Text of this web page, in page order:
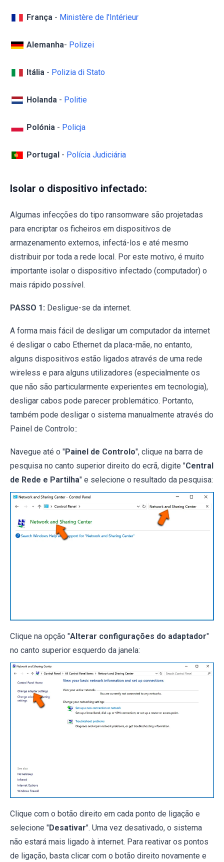
França - Ministère de l'Intérieur
Alemanha- Polizei
Itália - Polizia di Stato
Holanda - Politie
Polónia - Policja
Portugal - Polícia Judiciária
Isolar o dispositivo infectado:
Algumas infecções do tipo ransomware são projetadas
para encriptar os ficheiros em dispositivos de
armazenamento externos, infectá-los e até mesmo
distribuir por toda a rede local. Por este motivo, é muito
importante isolar o dispositivo infectado (computador) o
mais rápido possível.
PASSO 1: Desligue-se da internet.
A forma mais fácil de desligar um computador da internet
é desligar o cabo Ethernet da placa-mãe, no entanto,
alguns dispositivos estão ligados através de uma rede
wireless e para alguns utilizadores (especialmente os
que não são particularmente experientes em tecnologia),
desligar cabos pode parecer problemático. Portanto,
também pode desligar o sistema manualmente através do
Painel de Controlo::
Navegue até o "Painel de Controlo", clique na barra de
pesquisa no canto superior direito do ecrã, digite "Central
de Rede e Partilha" e selecione o resultado da pesquisa:
Clique na opção "Alterar configurações do adaptador"
no canto superior esquerdo da janela:
Clique com o botão direito em cada ponto de ligação e
selecione "Desativar". Uma vez desativado, o sistema
não estará mais ligado à internet. Para reativar os pontos
de ligação, basta clicar com o botão direito novamente e